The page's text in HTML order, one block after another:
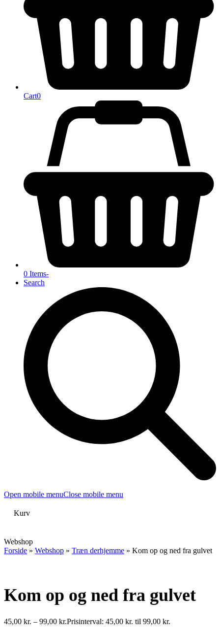
Cart0
0 Items-
Search
Open mobile menuClose mobile menu
Kurv
Webshop
Forside » Webshop » Træn derhjemme » Kom op og ned fra gulvet
Kom op og ned fra gulvet
45,00 kr. – 99,00 kr.Prisinterval: 45,00 kr. til 99,00 kr.